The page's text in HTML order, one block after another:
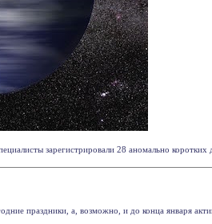
зарегистрировали 28 аномально коротких
праздники, а, возможно, и до конца января